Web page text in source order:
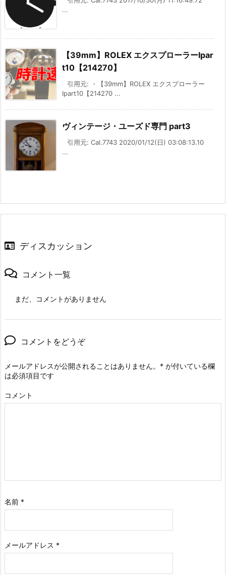
...
【39mm】ROLEX エクスプローラーⅠpar
t10【214270】
引用元: ・【39mm】ROLEX エクスプローラー
Ⅰpart10【214270 ...
ヴィンテージ・ユーズド専門 part3
引用元: Cal.7743 2020/01/12(日) 03:08:13.10
...
ディスカッション
コメント一覧
まだ、コメントがありません
コメントをどうぞ
メールアドレスが公開されることはありません。 * が付いている欄
は必須項目です
コメント
名前 *
メールアドレス *